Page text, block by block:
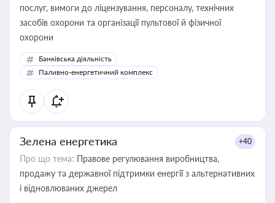
послуг, вимоги до ліцензування, персоналу, технічних
засобів охорони та організації пультової й фізичної
охорони
Банківська діяльність
Паливно-енергетичний комплекс
Зелена енергетика +40
Про що тема: Правове регулювання виробництва,
продажу та державної підтримки енергії з альтернативних
і відновлюваних джерел